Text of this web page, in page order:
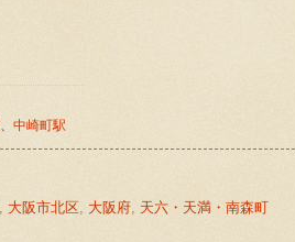
、 中崎町駅
大阪市北区 大阪府 天六・天満・南森町